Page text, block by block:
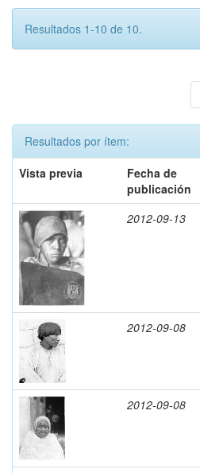
Resultados 1-10 de 10.
Resultados por ítem:
Vista previa
Fecha de
publicación
2012-09-13
2012-09-08
2012-09-08